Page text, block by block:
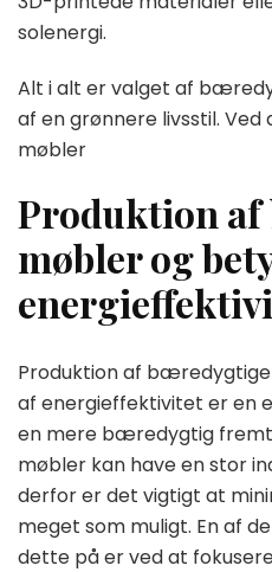
solenergi.
Alt i alt er valget af
af en grønnere livsstil.
møbler
Produktion
møbler og
Produktion af
af energieffektivitet er en
en mere bæredygtig
møbler kan have en stor
derfor er det vigtigt at
meget som muligt. En af
dette på er ved at